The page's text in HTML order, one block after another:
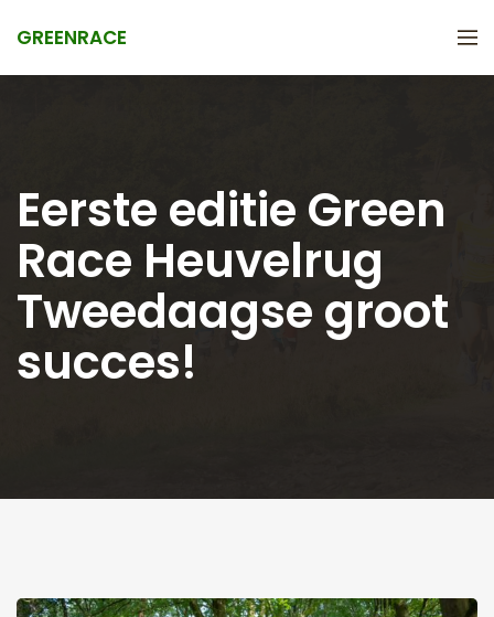
GREENRACE
Eerste editie Green
Race Heuvelrug
Tweedaagse groot
succes!